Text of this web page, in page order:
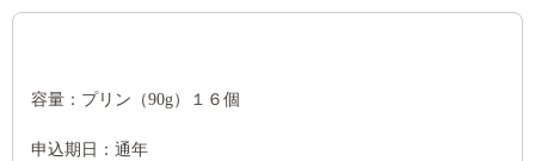
容量：プリン（90g）１６個
申込期日：通年